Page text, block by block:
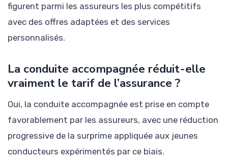
figurent parmi les assureurs les plus compétitifs
avec des offres adaptées et des services
personnalisés.
La conduite accompagnée réduit-elle
vraiment le tarif de l’assurance ?
Oui, la conduite accompagnée est prise en compte
favorablement par les assureurs, avec une réduction
progressive de la surprime appliquée aux jeunes
conducteurs expérimentés par ce biais.